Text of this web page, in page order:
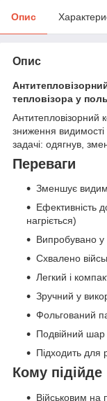
Опис
Опис
тепловізора у
Антитепловізорний
зниження видимості
задачі: одягнув,
Переваги
Зменшує
Ефективність
нагріється)
Випробувано
Схвалено
Легкий і
Зручний у
Фольгований
Подвійний шар
Підходить для
Кому підійде
Військовим на